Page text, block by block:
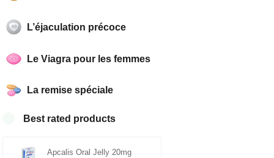
L’éjaculation précoce
Le Viagra pour les femmes
La remise spéciale
Best rated products
Apcalis Oral Jelly 20mg